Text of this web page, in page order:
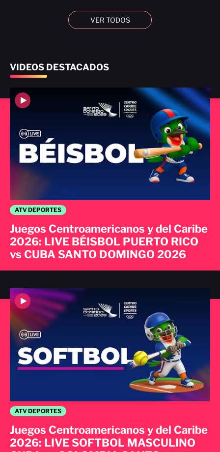
VER TODOS
VIDEOS DESTACADOS
ATV DEPORTES
Juegos Centroamericanos y del Caribe
2026: LIVE SOFTBOL MASCULINO
ATV DEPORTES
Juegos Centroamericanos y del Caribe
2026: LIVE BÉISBOL PUERTO RICO
vs CUBA SANTO DOMINGO 2026